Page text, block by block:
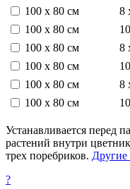
100 х 80 см
8
100 х 80 см
100 х 80 см
8
100 х 80 см
100 х 80 см
8
100 х 80 см
Устанавливается перед
растений внутри
трех поребриков. Другие
?